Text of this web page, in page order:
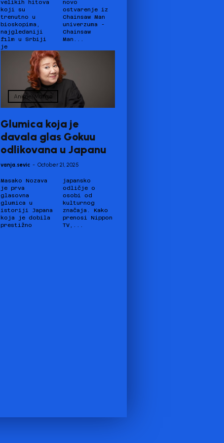
velikih hitova
koji su
trenutno u
bioskopima,
najgledaniji
film u Srbiji
je
novo
ostvarenje iz
Chainsaw Man
univerzuma -
Chainsaw
Man...
Anime/Manga
Glumica koja je
davala glas Gokuu
odlikovana u Japanu
vanja.sevic - October 21, 2025
Masako Nozava
je prva
glasovna
glumica u
istoriji Japana
koja je dobila
prestižno
japansko
odličje o
osobi od
kulturnog
značaja. Kako
prenosi Nippon
TV,...